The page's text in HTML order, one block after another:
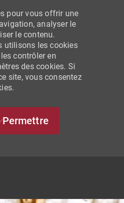
CONTENT
pour vous offrir une
analyser le
le contenu.
utilisons les cookies
contrôler en
des cookies. Si
site, vous consentez
Permettre